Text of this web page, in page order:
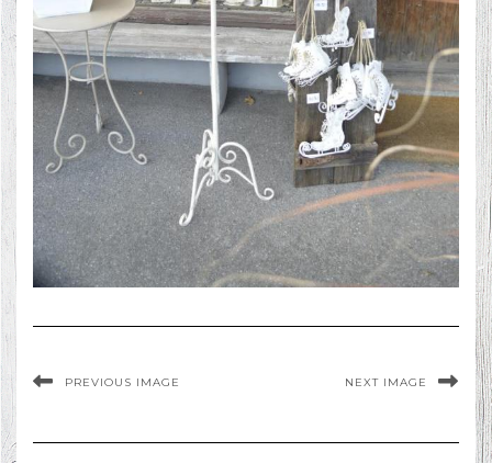
PREVIOUS IMAGE NEXT IMAGE